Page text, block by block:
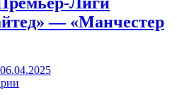
— «Манчестер
06.04.2025